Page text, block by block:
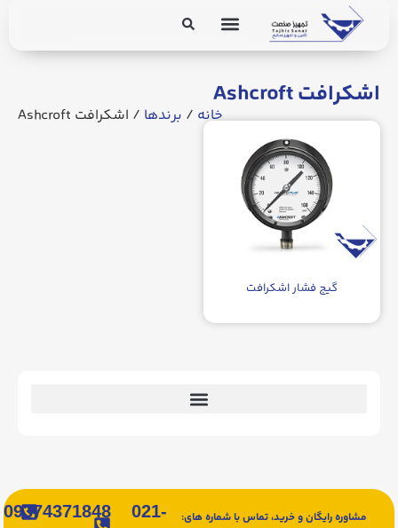
اشکرافت Ashcroft
خانه / برندها / اشکرافت Ashcroft
گیج فشار اشکرافت
مشاوره رایگان و خرید، تماس با شماره های:
021-
09374371848